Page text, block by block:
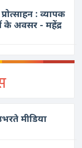
: व्यापक
के अवसर - महेंद्र
मीडिया